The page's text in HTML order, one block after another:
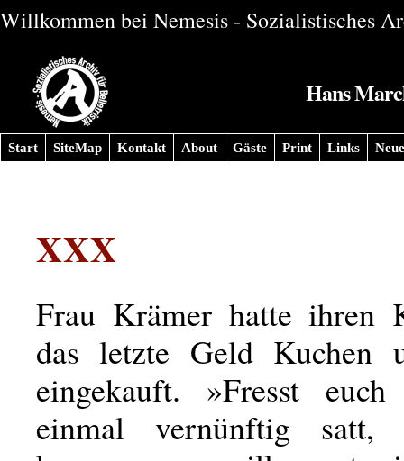
Willkommen bei Nemesis - Sozialistisches
Hans
Start SiteMap Kontakt About Gäste Print Links
XXX
Frau Krämer hatte ihren
das letzte Geld Kuchen
eingekauft. »Fresst euch
einmal vernünftig satt,